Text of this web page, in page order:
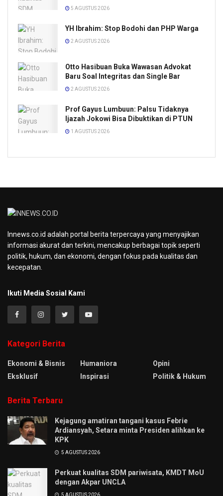
5 AGUSTUS 2026
YH Ibrahim: Stop Bodohi dan PHP Warga
2 AGUSTUS 2026
Otto Hasibuan Buka Wawasan Advokat
Baru Soal Integritas dan Single Bar
2 AGUSTUS 2026
Prof Gayus Lumbuun: Palsu Tidaknya
Ijazah Jokowi Bisa Dibuktikan di PTUN
1 AGUSTUS 2026
Innews.co.id adalah portal berita terpercaya yang menyajikan
informasi akurat dan terkini, mencakup berbagai topik seperti
politik, hukum, dan ekonomi, dengan fokus pada kualitas dan
kecepatan.
Ikuti Media Sosial Kami
Kategori Berita
Ekonomi & Bisnis
Eksklusif
Humaniora
Inspirasi
Opini
Politik & Hukum
Berita Terbaru
Kejagung amatiran tangani kasus Febrie
Ardiansyah, Setara minta Presiden alihkan ke
KPK
5 AGUSTUS 2026
Perkuat kualitas SDM pariwisata, KMDT MoU
dengan Akpar UNCLA
5 AGUSTUS 2026